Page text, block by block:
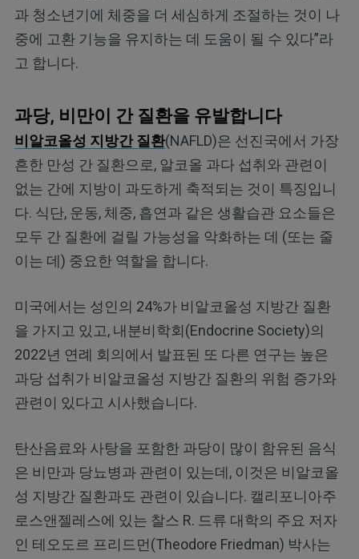
과 청소년기에 체중을 더 세심하게 조절하는 것이 나
중에 고환 기능을 유지하는 데 도움이 될 수 있다”라
고 합니다.
과당, 비만이 간 질환을 유발합니다
비알코올성 지방간 질환(NAFLD)은 선진국에서 가장
흔한 만성 간 질환으로, 알코올 과다 섭취와 관련이
없는 간에 지방이 과도하게 축적되는 것이 특징입니
다. 식단, 운동, 체중, 흡연과 같은 생활습관 요소들은
모두 간 질환에 걸릴 가능성을 악화하는 데 (또는 줄
이는 데) 중요한 역할을 합니다.
미국에서는 성인의 24%가 비알코올성 지방간 질환
을 가지고 있고, 내분비학회(Endocrine Society)의
2022년 연례 회의에서 발표된 또 다른 연구는 높은
과당 섭취가 비알코올성 지방간 질환의 위험 증가와
관련이 있다고 시사했습니다.
탄산음료와 사탕을 포함한 과당이 많이 함유된 음식
은 비만과 당뇨병과 관련이 있는데, 이것은 비알코올
성 지방간 질환과도 관련이 있습니다. 캘리포니아주
로스앤젤레스에 있는 찰스 R. 드류 대학의 주요 저자
인 테오도르 프리드먼(Theodore Friedman) 박사는